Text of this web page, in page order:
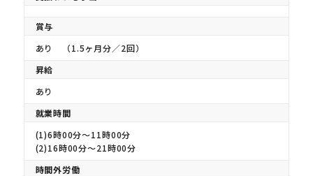
賞与
あり （1.5ヶ月分／2回）
昇給
あり
就業時間
(1)6時00分〜11時00分
(2)16時00分〜21時00分
時間外労働